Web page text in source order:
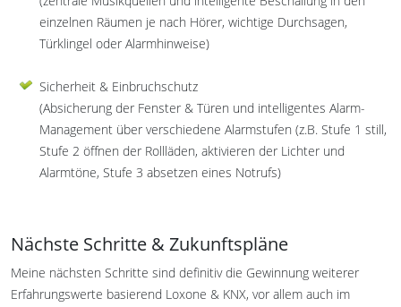
einzelnen Räumen je nach Hörer, wichtige Durchsagen,
Türklingel oder Alarmhinweise)
Sicherheit & Einbruchschutz
(Absicherung der Fenster & Türen und intelligentes Alarm-
Management über verschiedene Alarmstufen (z.B. Stufe 1 still,
Stufe 2 öffnen der Rollläden, aktivieren der Lichter und
Alarmtöne, Stufe 3 absetzen eines Notrufs)
Nächste Schritte & Zukunftspläne
Meine nächsten Schritte sind definitiv die Gewinnung weiterer
Erfahrungswerte basierend Loxone & KNX, vor allem auch im